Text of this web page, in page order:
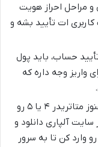
مراحل احراز هویت
ات تأیید بشه و
حساب، باید پول
واریز وجه داره که
اگه هنوز متاتریدر ۴ یا ۵ رو
آلپاری دانلود و
کن تا به سرور